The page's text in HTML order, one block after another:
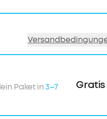
Paket in3–7 Gratis